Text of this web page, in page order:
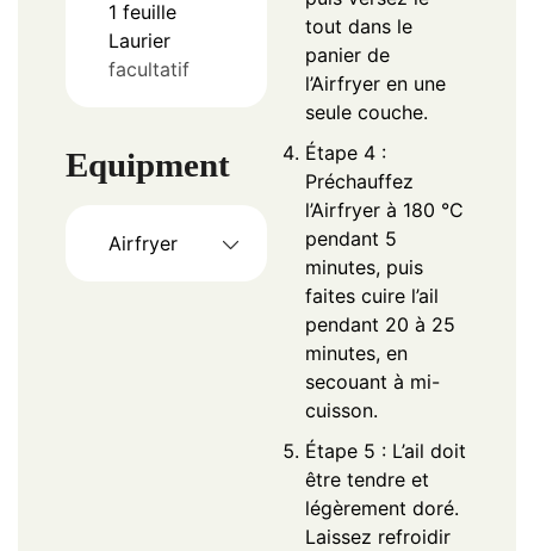
1 feuille
Laurier
facultatif
Equipment
Airfryer
tout dans le
panier de
l’Airfryer en une
seule couche.
Étape 4 :
Préchauffez
l’Airfryer à 180 °C
pendant 5
minutes, puis
faites cuire l’ail
pendant 20 à 25
minutes, en
secouant à mi-
cuisson.
Étape 5 : L’ail doit
être tendre et
légèrement doré.
Laissez refroidir